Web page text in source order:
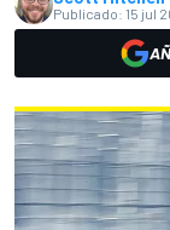
Publicado: 15 jul